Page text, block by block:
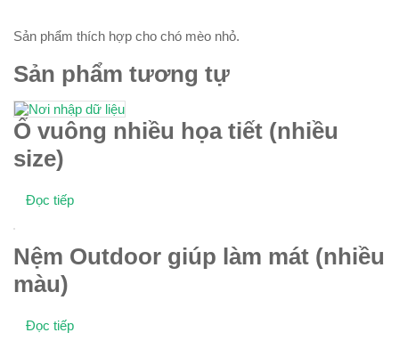
Sản phẩm thích hợp cho chó mèo nhỏ.
Sản phẩm tương tự
Ổ vuông nhiều họa tiết (nhiều
size)
Đọc tiếp
Nệm Outdoor giúp làm mát (nhiều
màu)
Đọc tiếp